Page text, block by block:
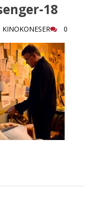
18
KINOKONESER 0